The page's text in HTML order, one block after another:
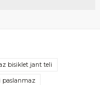
bisiklet jant teli
paslanmaz